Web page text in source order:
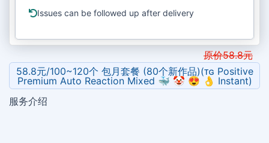
Issues can be followed up after delivery
原价58.8元
58.8元/100~120个 包月套餐 (80个新作品)(ᴛɢ Positive
Premium Auto Reaction Mixed 🐳 🤡 😍 👌 Instant)
服务介绍